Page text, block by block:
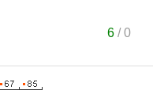
6/0